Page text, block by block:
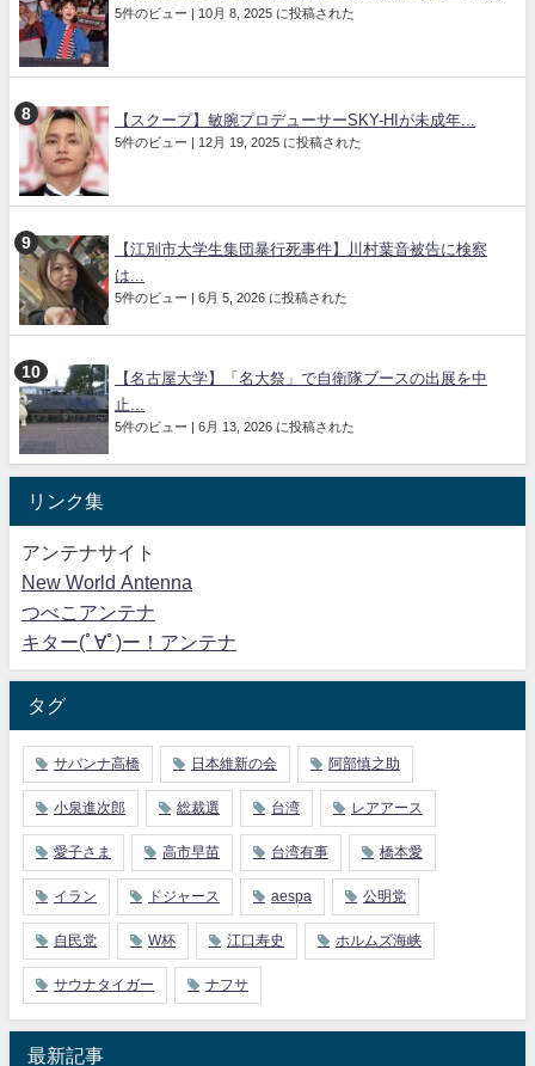
5件のビュー | 10月 8, 2025 に投稿された
【スクープ】敏腕プロデューサーSKY-HIが未成年...
5件のビュー | 12月 19, 2025 に投稿された
【江別市大学生集団暴行死事件】川村葉音被告に検察
は...
5件のビュー | 6月 5, 2026 に投稿された
【名古屋大学】「名大祭」で自衛隊ブースの出展を中
止...
5件のビュー | 6月 13, 2026 に投稿された
リンク集
アンテナサイト
New World Antenna
つべこアンテナ
キター(ﾟ∀ﾟ)ー！アンテナ
タグ
サバンナ高橋 日本維新の会 阿部慎之助
小泉進次郎 総裁選 台湾 レアアース
愛子さま 高市早苗 台湾有事 橋本愛
イラン ドジャース aespa 公明党
自民党 W杯 江口寿史 ホルムズ海峡
サウナタイガー ナフサ
最新記事